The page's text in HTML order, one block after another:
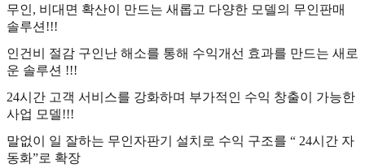
무인, 비대면 확산이 만드는 새롭고 다양한 모델의 무인판매
솔루션 !!!
인건비 절감 구인난 해소를 통해 수익개선 효과를 만드는 새로
운 솔루션 !!!
24시간 고객 서비스를 강화하며 부가적인 수익 창출이 가능한
사업 모델!!!
말없이 일 잘하는 무인자판기 설치로 수익 구조를 “ 24시간 자
동화”로 확장